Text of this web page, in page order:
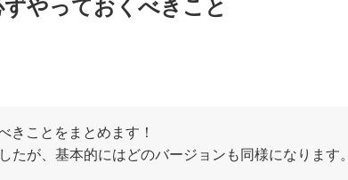
やっておくべきこと
きことをまとめます！
たが、基本的にはどのバージョンも同様になります。